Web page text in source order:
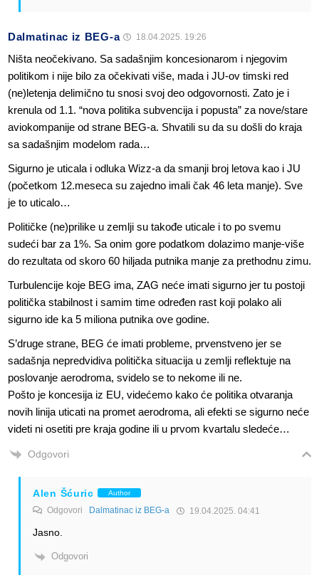
Dalmatinac iz BEG-a 18.04.2025. 19:26
Ništa neočekivano. Sa sadašnjim koncesionarom i njegovim
politikom i nije bilo za očekivati više, mada i JU-ov timski red
(ne)letenja delimično tu snosi svoj deo odgovornosti. Zato je i
krenula od 1.1. “nova politika subvencija i popusta” za nove/stare
aviokompanije od strane BEG-a. Shvatili su da su došli do kraja
sa sadašnjim modelom rada…
Sigurno je uticala i odluka Wizz-a da smanji broj letova kao i JU
(početkom 12.meseca su zajedno imali čak 46 leta manje). Sve
je to uticalo…
Političke (ne)prilike u zemlji su takođe uticale i to po svemu
sudeći bar za 1%. Sa onim gore podatkom dolazimo manje-više
do rezultata od skoro 60 hiljada putnika manje za prethodnu zimu.
Turbulencije koje BEG ima, ZAG neće imati sigurno jer tu postoji
politička stabilnost i samim time određen rast koji polako ali
sigurno ide ka 5 miliona putnika ove godine.
S’druge strane, BEG će imati probleme, prvenstveno jer se
sadašnja nepredvidiva politička situacija u zemlji reflektuje na
poslovanje aerodroma, svidelo se to nekome ili ne.
Pošto je koncesija iz EU, videćemo kako će politika otvaranja
novih linija uticati na promet aerodroma, ali efekti se sigurno neće
videti ni osetiti pre kraja godine ili u prvom kvartalu sledeće…
Odgovori
Alen Šćuric Author
Odgovori Dalmatinac iz BEG-a 19.04.2025. 04:41
Jasno.
Odgovori